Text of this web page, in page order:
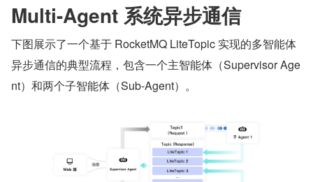
Multi-Agent 系统异步通信
下图展示了一个基于 RocketMQ LiteTopic 实现的多智能体
异步通信的典型流程，包含一个主智能体（Supervisor Age
nt）和两个子智能体（Sub-Agent）。